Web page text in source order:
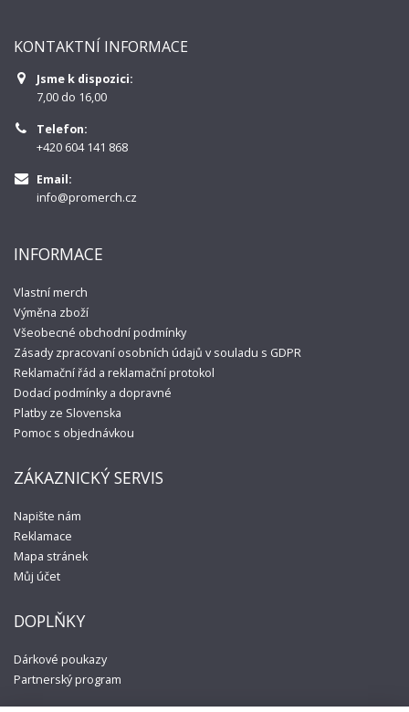
KONTAKTNÍ INFORMACE
Jsme k dispozici:
7,00 do 16,00
Telefon:
+420 604 141 868
Email:
info@promerch.cz
INFORMACE
Vlastní merch
Výměna zboží
Všeobecné obchodní podmínky
Zásady zpracovaní osobních údajů v souladu s GDPR
Reklamační řád a reklamační protokol
Dodací podmínky a dopravné
Platby ze Slovenska
Pomoc s objednávkou
ZÁKAZNICKÝ SERVIS
Napište nám
Reklamace
Mapa stránek
Můj účet
DOPLŇKY
Dárkové poukazy
Partnerský program